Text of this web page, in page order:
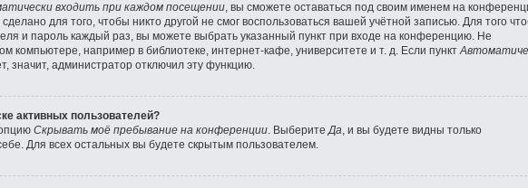
входить при каждом посещении, вы сможете оставаться под своим именем на
для того, чтобы никто другой не смог воспользоваться вашей учётной записью. Для того
и пароль каждый раз, вы можете выбрать указанный пункт при входе на конференцию. Не
компьютере, например в библиотеке, интернет-кафе, университете и т. д. Если пункт
значит, администратор отключил эту функцию.
активных пользователей?
Скрывать моё пребывание на конференции. ВыберитеДа, и вы будете видны только
Для всех остальных вы будете скрытым пользователем.